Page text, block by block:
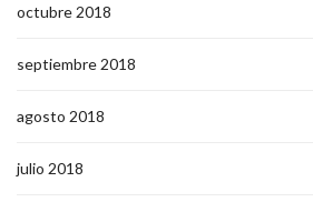
octubre 2018
septiembre 2018
agosto 2018
julio 2018